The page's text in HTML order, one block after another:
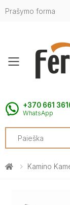
Prašymo forma
Toggle
+370 661
WhatsApp
Search
Kamino